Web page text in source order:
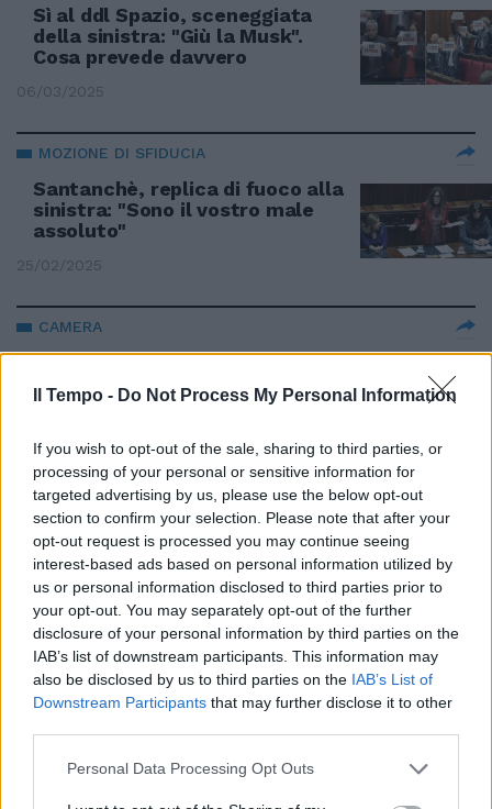
Il Tempo - Do Not Process My Personal Information
If you wish to opt-out of the sale, sharing to third parties, or
processing of your personal or sensitive information for
targeted advertising by us, please use the below opt-out
section to confirm your selection. Please note that after your
opt-out request is processed you may continue seeing
interest-based ads based on personal information utilized by
us or personal information disclosed to third parties prior to
your opt-out. You may separately opt-out of the further
disclosure of your personal information by third parties on the
IAB’s list of downstream participants. This information may
also be disclosed by us to third parties on the IAB’s List of
Downstream Participants that may further disclose it to other
Personal Data Processing Opt Outs
Sì al ddl Spazio, sceneggiata
della sinistra: "Giù la Musk".
Cosa prevede davvero
06/03/2025
MOZIONE DI SFIDUCIA
Santanchè, replica di fuoco alla
sinistra: "Sono il vostro male
assoluto"
25/02/2025
CAMERA
Vogliono la sfiducia di Nordio e
disertano l'Aula, la vergogna
della sinistra | FOTO
INCONTRO
"Immigrazione e integrazione".
Tavola rotonda alla Camera dei
25/02/2025
LA DECISIONE
Per Boccia stop agli ingressi alla
Camera: divulgazione di video